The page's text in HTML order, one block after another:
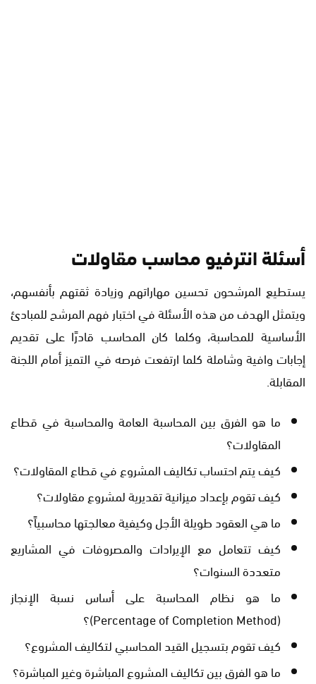
أسئلة انترفيو محاسب مقاولات
يستطيع المرشحون تحسين مهاراتهم وزيادة ثقتهم بأنفسهم،
ويتمثل الهدف من هذه الأسئلة في اختبار فهم المرشح للمبادئ
الأساسية للمحاسبة، وكلما كان المحاسب قادرًا على تقديم
إجابات وافية وشاملة كلما ارتفعت فرصه في التميز أمام اللجنة
المقابلة.
ما هو الفرق بين المحاسبة العامة والمحاسبة في قطاع
المقاولات؟
كيف يتم احتساب تكاليف المشروع في قطاع المقاولات؟
كيف تقوم بإعداد ميزانية تقديرية لمشروع مقاولات؟
ما هي العقود طويلة الأجل وكيفية معالجتها محاسبياً؟
كيف تتعامل مع الإيرادات والمصروفات في المشاريع
متعددة السنوات؟
ما هو نظام المحاسبة على أساس نسبة الإنجاز
(Percentage of Completion Method)؟
كيف تقوم بتسجيل القيد المحاسبي لتكاليف المشروع؟
ما هو الفرق بين تكاليف المشروع المباشرة وغير المباشرة؟